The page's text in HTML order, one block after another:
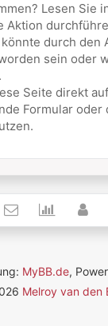
Lesen Sie
Aktion
durch den
sein oder
Seite direkt
Formular oder
MyBB.de,
Melroy van den